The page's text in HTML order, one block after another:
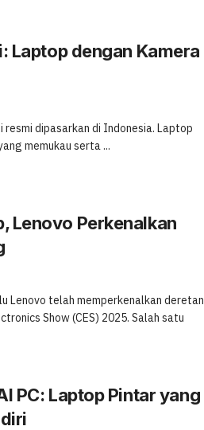
Laptop dengan Kamera
resmi dipasarkan di Indonesia. Laptop
memukau serta ...
Lenovo Perkenalkan
Lenovo telah memperkenalkan deretan
Show (CES) 2025. Salah satu
PC: Laptop Pintar yang